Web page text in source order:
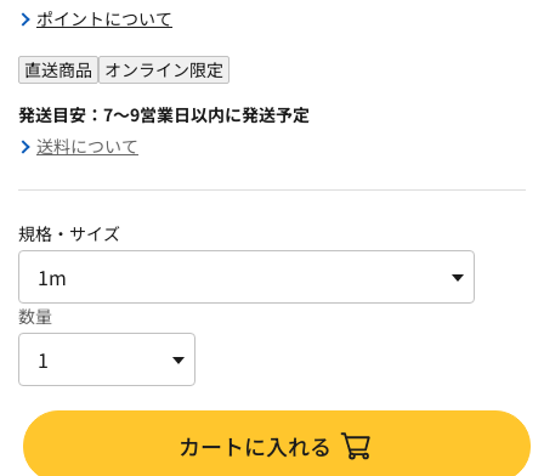
ポイントについて
直送商品 オンライン限定
発送目安：7～9営業日以内に発送予定
送料について
規格・サイズ
数量
カートに入れる